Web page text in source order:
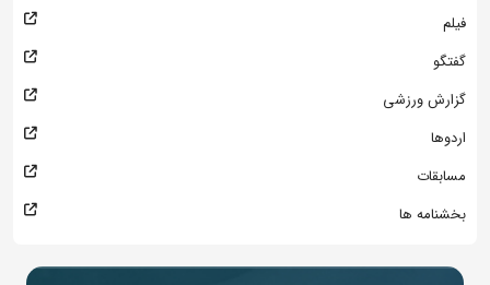
فیلم
گفتگو
گزارش ورزشی
اردوها
مسابقات
بخشنامه ها